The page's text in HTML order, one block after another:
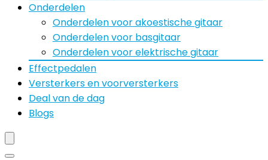
Onderdelen
Onderdelen voor akoestische gitaar
Onderdelen voor basgitaar
Onderdelen voor elektrische gitaar
Effectpedalen
Versterkers en voorversterkers
Deal van de dag
Blogs